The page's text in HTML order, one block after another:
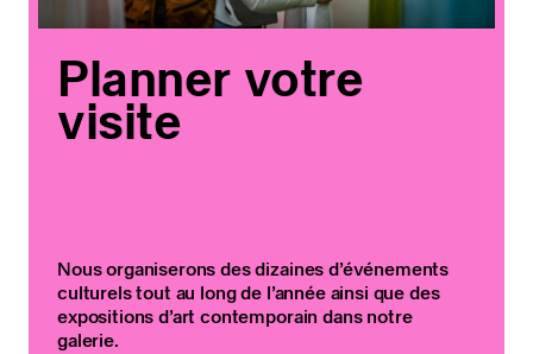
Planner votre
visite
Nous organiserons des dizaines d’événements
culturels tout au long de l’année ainsi que des
expositions d’art contemporain dans notre
galerie.